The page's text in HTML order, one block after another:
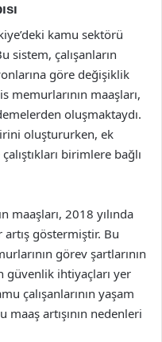
kamu sektörü
sistem, çalışanların
göre değişiklik
memurlarının maaşları,
oluşmaktaydı.
oluştururken, ek
birimlere bağlı
maaşları, 2018 yılında
göstermiştir. Bu
görev şartlarının
güvenlik ihtiyaçları yer
çalışanlarının yaşam
maaş artışının nedenleri